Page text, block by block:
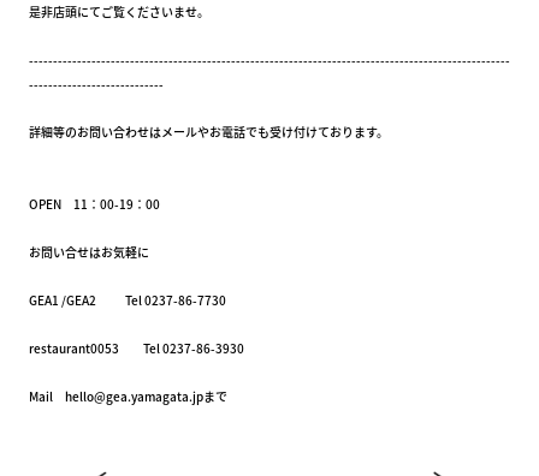
是非店頭にてご覧くださいませ。
----------------------------------------------------------------------------------------------------
----------------------------
詳細等のお問い合わせはメールやお電話でも受け付けております。
OPEN 11：00-19：00
お問い合せはお気軽に
GEA1 /GEA2 Tel 0237-86-7730
restaurant0053 Tel 0237-86-3930
Mail hello@gea.yamagata.jpまで